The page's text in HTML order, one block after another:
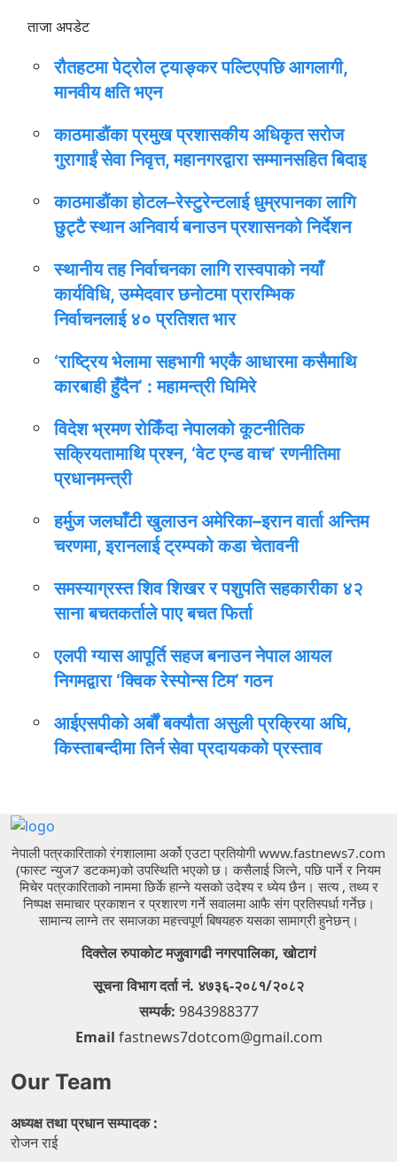
ताजा अपडेट
रौतहटमा पेट्रोल ट्याङ्कर पल्टिएपछि आगलागी,
मानवीय क्षति भएन
काठमाडौंका प्रमुख प्रशासकीय अधिकृत सरोज
गुरागाईं सेवा निवृत्त, महानगरद्वारा सम्मानसहित बिदाइ
काठमाडौंका होटल–रेस्टुरेन्टलाई धुम्रपानका लागि
छुट्टै स्थान अनिवार्य बनाउन प्रशासनको निर्देशन
स्थानीय तह निर्वाचनका लागि रास्वपाको नयाँ
कार्यविधि, उम्मेदवार छनोटमा प्रारम्भिक
निर्वाचनलाई ४० प्रतिशत भार
‘राष्ट्रिय भेलामा सहभागी भएकै आधारमा कसैमाथि
कारबाही हुँदैन’ : महामन्त्री घिमिरे
विदेश भ्रमण रोकिँदा नेपालको कूटनीतिक
सक्रियतामाथि प्रश्न, ‘वेट एन्ड वाच’ रणनीतिमा
प्रधानमन्त्री
हर्मुज जलघाँटी खुलाउन अमेरिका–इरान वार्ता अन्तिम
चरणमा, इरानलाई ट्रम्पको कडा चेतावनी
समस्याग्रस्त शिव शिखर र पशुपति सहकारीका ४२
साना बचतकर्ताले पाए बचत फिर्ता
एलपी ग्यास आपूर्ति सहज बनाउन नेपाल आयल
निगमद्वारा ‘क्विक रेस्पोन्स टिम’ गठन
आईएसपीको अर्बौं बक्यौता असुली प्रक्रिया अघि,
किस्ताबन्दीमा तिर्न सेवा प्रदायकको प्रस्ताव
नेपाली पत्रकारिताको रंगशालामा अर्को एउटा प्रतियोगी www.fastnews7.com
(फास्ट न्युज7 डटकम)को उपस्थिति भएको छ।कसैलाई जित्ने, पछि पार्ने र नियम
मिचेर पत्रकारिताको नाममा छिर्के हान्ने यसको उदेश्य र ध्येय छैन।सत्य , तथ्य र
निष्पक्ष समाचार प्रकाशन र प्रशारण गर्ने सवालमा आफै संग प्रतिस्पर्धा गर्नेछ।
सामान्य लाग्ने तर समाजका महत्त्वपूर्ण बिषयहरु यसका सामाग्री हुनेछन्।
दिक्तेल रुपाकोट मजुवागढी नगरपालिका, खोटागं
सूचना विभाग दर्ता नं. ४७३६-२०८१/२०८२
सम्पर्क: 9843988377
Email fastnews7dotcom@gmail.com
Our Team
अध्यक्ष तथा प्रधान सम्पादक :
रोजन राई